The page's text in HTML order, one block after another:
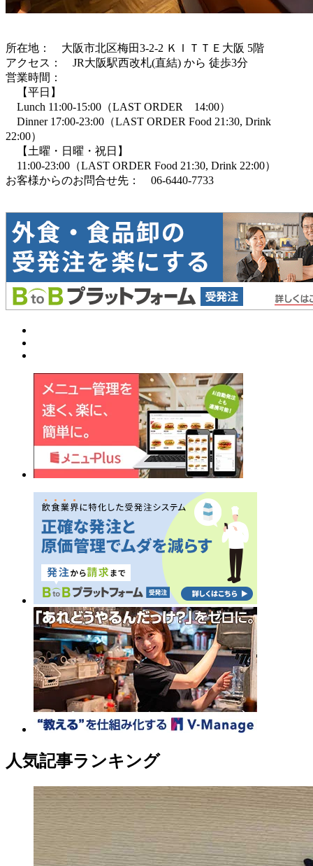
所在地： 大阪市北区梅田3-2-2 ＫＩＴＴＥ大阪 5階
アクセス： JR大阪駅西改札(直結) から 徒歩3分
営業時間：
【平日】
Lunch 11:00-15:00（LAST ORDER 14:00）
Dinner 17:00-23:00（LAST ORDER Food 21:30, Drink
22:00）
【土曜・日曜・祝日】
11:00-23:00（LAST ORDER Food 21:30, Drink 22:00）
お客様からのお問合せ先： 06-6440-7733
人気記事ランキング